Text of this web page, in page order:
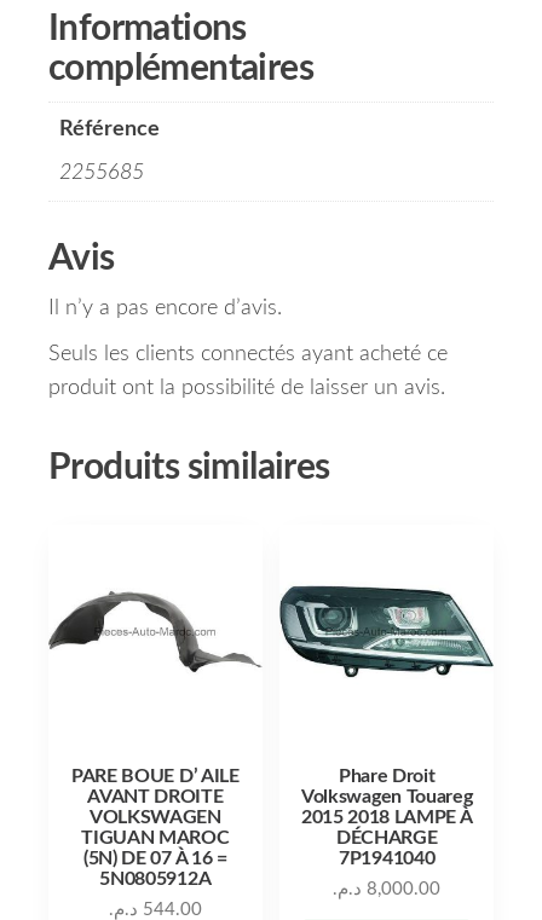
Informations
complémentaires
Référence
2255685
Avis
Il n’y a pas encore d’avis.
Seuls les clients connectés ayant acheté ce
produit ont la possibilité de laisser un avis.
Produits similaires
PARE BOUE D’ AILE
AVANT DROITE
VOLKSWAGEN
TIGUAN MAROC
(5N) DE 07 À 16 =
5N0805912A
544.00 د.م.
Phare Droit
Volkswagen Touareg
2015 2018 LAMPE À
DÉCHARGE
7P1941040
8,000.00 د.م.